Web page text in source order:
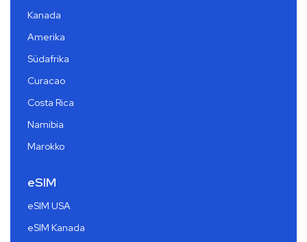
Kanada
Amerika
Südafrika
Curacao
Costa Rica
Namibia
Marokko
eSIM
eSIM USA
eSIM Kanada